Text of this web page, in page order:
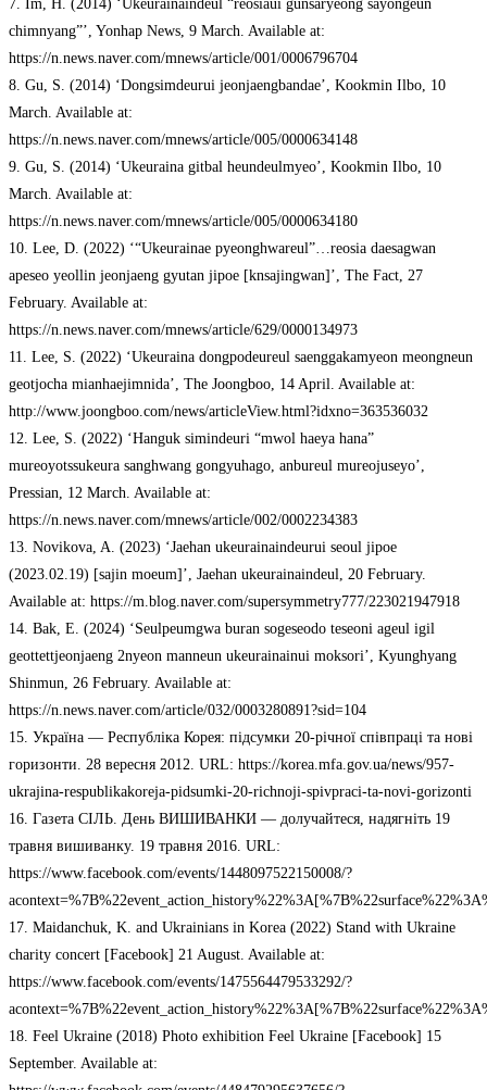
7. Im, H. (2014) ‘Ukeurainaindeul “reosiaui gunsaryeong sayongeun
chimnyang”’, Yonhap News, 9 March. Available at:
https://n.news.naver.com/mnews/article/001/0006796704
8. Gu, S. (2014) ‘Dongsimdeurui jeonjaengbandae’, Kookmin Ilbo, 10
March. Available at:
https://n.news.naver.com/mnews/article/005/0000634148
9. Gu, S. (2014) ‘Ukeuraina gitbal heundeulmyeo’, Kookmin Ilbo, 10
March. Available at:
https://n.news.naver.com/mnews/article/005/0000634180
10. Lee, D. (2022) ‘“Ukeurainae pyeonghwareul”…reosia daesagwan
apeseo yeollin jeonjaeng gyutan jipoe [knsajingwan]’, The Fact, 27
February. Available at:
https://n.news.naver.com/mnews/article/629/0000134973
11. Lee, S. (2022) ‘Ukeuraina dongpodeureul saenggakamyeon meongneun
geotjocha mianhaejimnida’, The Joongboo, 14 April. Available at:
http://www.joongboo.com/news/articleView.html?idxno=363536032
12. Lee, S. (2022) ‘Hanguk simindeuri “mwol haeya hana”
mureoyotssukeura sanghwang gongyuhago, anbureul mureojuseyo’,
Pressian, 12 March. Available at:
https://n.news.naver.com/mnews/article/002/0002234383
13. Novikova, A. (2023) ‘Jaehan ukeurainaindeurui seoul jipoe
(2023.02.19) [sajin moeum]’, Jaehan ukeurainaindeul, 20 February.
Available at: https://m.blog.naver.com/supersymmetry777/223021947918
14. Bak, E. (2024) ‘Seulpeumgwa buran sogeseodo teseoni ageul igil
geottettjeonjaeng 2nyeon manneun ukeurainainui moksori’, Kyunghyang
Shinmun, 26 February. Available at:
https://n.news.naver.com/article/032/0003280891?sid=104
15. Україна — Республіка Корея: підсумки 20-річної співпраці та нові
горизонти. 28 вересня 2012. URL: https://korea.mfa.gov.ua/news/957-
ukrajina-respublikakoreja-pidsumki-20-richnoji-spivpraci-ta-novi-gorizonti
16. Газета СІЛЬ. День ВИШИВАНКИ — долучайтеся, надягніть 19
травня вишиванку. 19 травня 2016. URL:
https://www.facebook.com/events/1448097522150008/?
17. Maidanchuk, K. and Ukrainians in Korea (2022) Stand with Ukraine
charity concert [Facebook] 21 August. Available at:
https://www.facebook.com/events/1475564479533292/?
18. Feel Ukraine (2018) Photo exhibition Feel Ukraine [Facebook] 15
September. Available at: